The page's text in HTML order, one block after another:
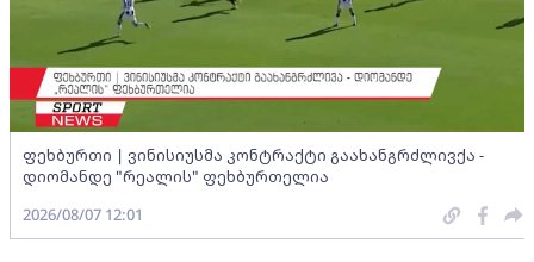
ფეხბურთი | ვინისიუსმა კონტრაქტი გაახანგრძლივქა -
დიომანდე "რეალის" ფეხბურთელია
2026/08/07 12:01